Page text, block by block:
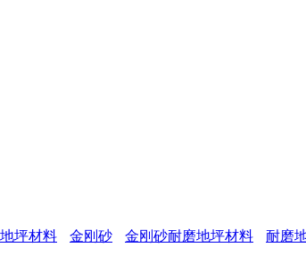
坪材料 金刚砂 金刚砂耐磨地坪材料 耐磨